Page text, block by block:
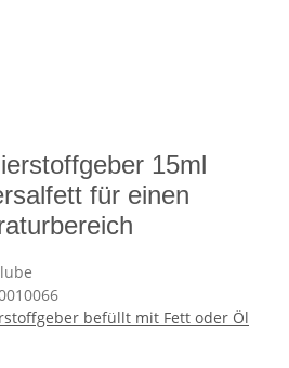
15ml
für einen
befüllt mit Fett oder Öl